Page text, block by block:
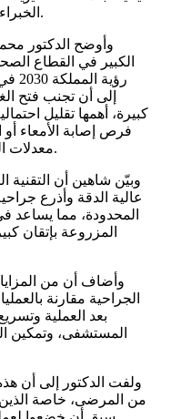
الخبراء، يمثل نقلة نوعية في التقنيات الطبية.
وأوضح الدكتور
الكبير في القطاع
إلى أن تجنب فتح
كبيرة، أهمها تقليل
فرص إصابة الأمعاء أو
معدلات العدوى والمضاعفات الجراحية الأخرى.
وبيّن شاهين أن التقنية
عالية الدقة وأذرع
المحدودة، مما يساعد
المزروعة بإتقان
وأضاف أن من
الجراحية مقارنة
بعد العملية
المستشفى، وتمكين
ولفت الدكتور إلى أن
من المرضى، خاصة الذين